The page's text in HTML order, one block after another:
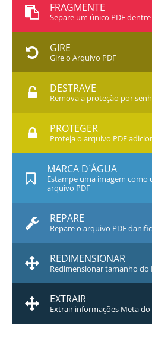
FRAGMENTE
Separe um único PDF
GIRE
Gire o Arquivo PDF
DESTRAVE
Remova a proteção por
PROTEGER
Proteja o arquivo PDF
MARCA D`ÁGUA
Estampe uma imagem como
arquivo PDF
REPARE
Repare o arquivo PDF
REDIMENSIONAR
Redimensionar tamanho do
EXTRAIR
Extrair informações Meta do